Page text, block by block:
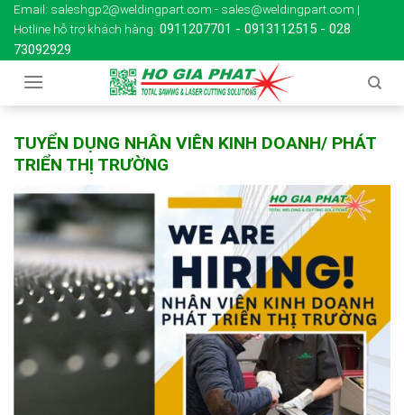
Skip
content
Email: saleshgp2@weldingpart.com - sales@weldingpart.com |
Hotline hỗ trợ khách hàng: 0911207701 - 0913112515 - 028
73092929
TUYỂN DỤNG NHÂN VIÊN KINH DOANH/ PHÁT
TRIỂN THỊ TRƯỜNG